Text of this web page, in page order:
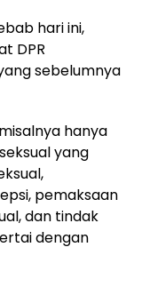
hari ini,
DPR
sebelumnya
hanya
yang
pemaksaan
dan tindak
dengan